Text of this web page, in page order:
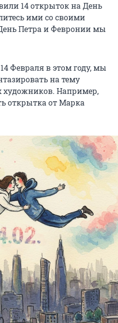
14 открыток на День
ими со своими
Петра и Февронии мы
Февраля в этом году, мы
на тему
художников. Например,
открытка от Марка